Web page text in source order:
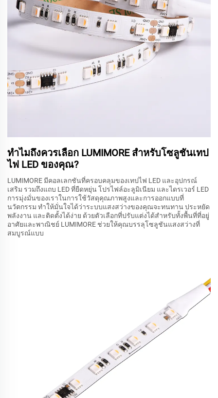
ทำไมถึงควรเลือก LUMIMORE สำหรับโซลูชันเทป
ไฟ LED ของคุณ?
LUMIMORE มีคอลเลกชันที่ครอบคลุมของเทปไฟ LED และอุปกรณ์
เสริม รวมถึงแถบ LED ที่ยืดหยุ่น โปรไฟล์อะลูมิเนียม และไดรเวอร์ LED
การมุ่งมั่นของเราในการใช้วัสดุคุณภาพสูงและการออกแบบที่
นวัตกรรม ทำให้มั่นใจได้ว่าระบบแสงสว่างของคุณจะทนทาน ประหยัด
พลังงาน และติดตั้งได้ง่าย ด้วยตัวเลือกที่ปรับแต่งได้สำหรับทั้งพื้นที่ที่อยู่
อาศัยและพาณิชย์ LUMIMORE ช่วยให้คุณบรรลุโซลูชันแสงสว่างที่
สมบูรณ์แบบ